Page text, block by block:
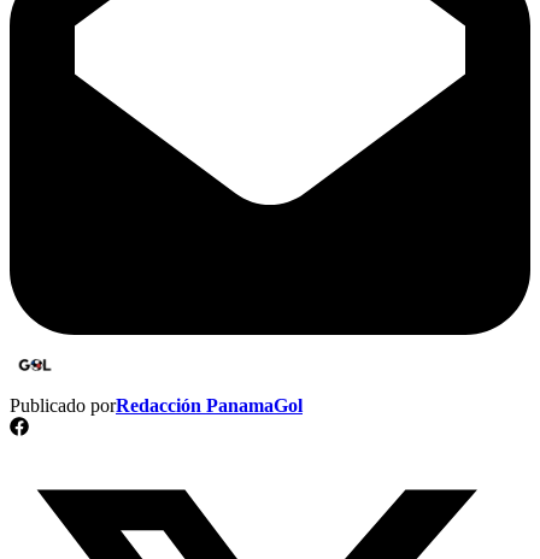
Publicado porRedacción PanamaGol